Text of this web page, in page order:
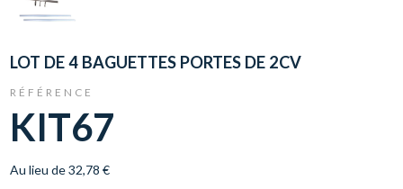
LOT DE 4 BAGUETTES PORTES DE 2CV
RÉFÉRENCE
KIT67
Au lieu de 32,78 €